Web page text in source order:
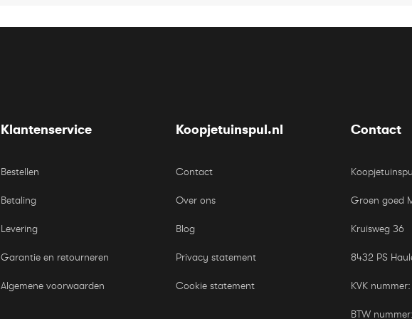
Klantenservice
Bestellen
Betaling
Levering
Garantie en retourneren
Algemene voorwaarden
Koopjetuinspul.nl
Contact
Over ons
Blog
Privacy statement
Cookie statement
Contact
Groen goed
Kruisweg 36
8432 PS
KVK
BTW